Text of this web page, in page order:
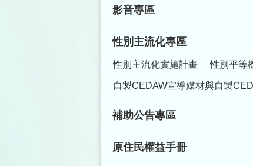
影音專區
性別主流化專區
性別主流化實施計畫 性別平等
自製CEDAW宣導媒材與自製
補助公告專區
原住民權益手冊